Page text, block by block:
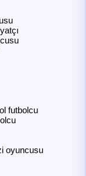
futbolcu
oyuncusu